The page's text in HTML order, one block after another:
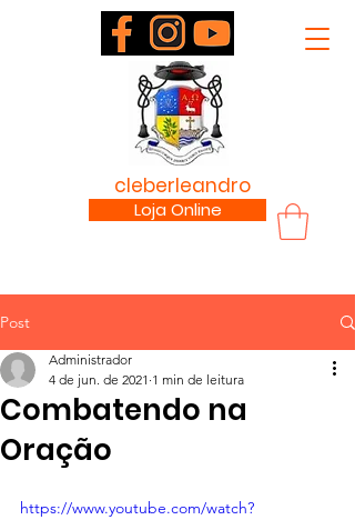
cleberleandro
Loja Online
Post
Combatendo na
Oração
Administrador
4 de jun. de 2021 1 min de leitura
https://www.youtube.com/watch?